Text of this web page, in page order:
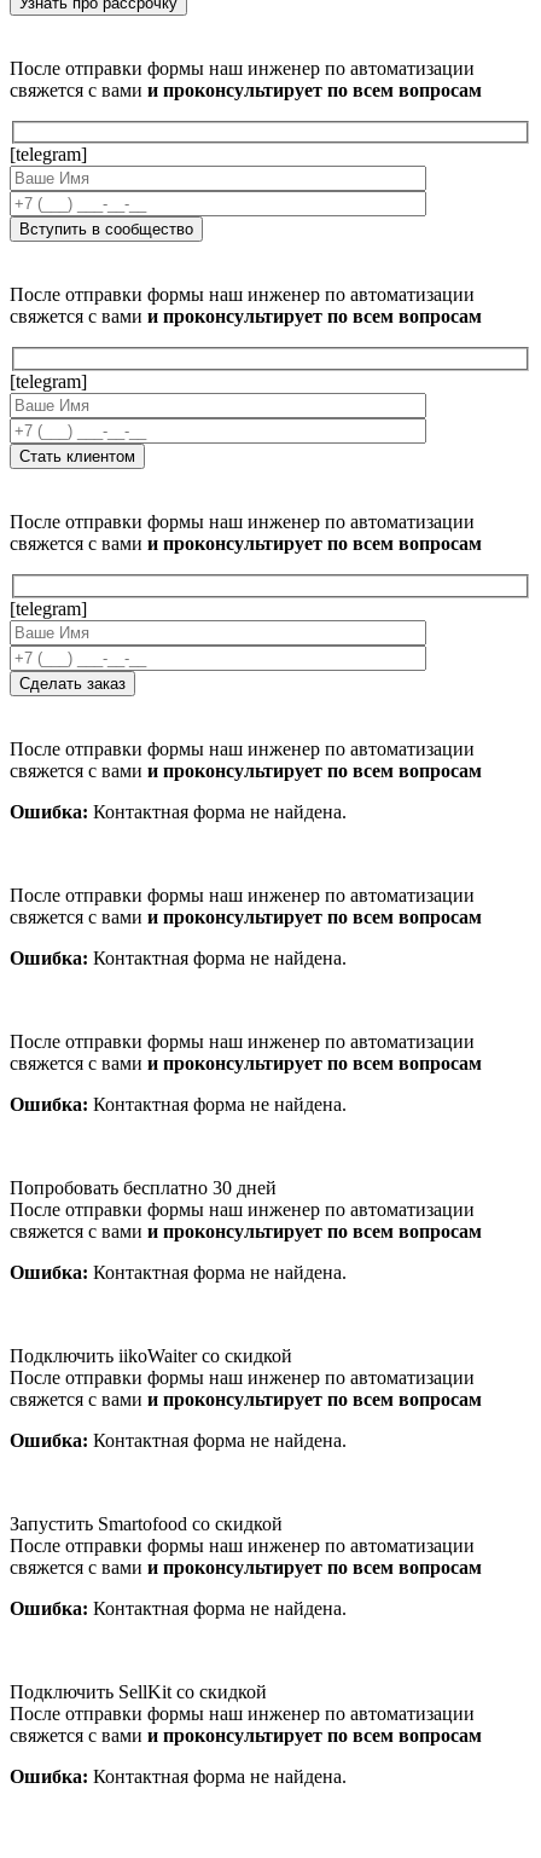
После отправки формы наш инженер по автоматизации
свяжется с вами и проконсультирует по всем вопросам
[telegram]
После отправки формы наш инженер по автоматизации
свяжется с вами и проконсультирует по всем вопросам
[telegram]
После отправки формы наш инженер по автоматизации
свяжется с вами и проконсультирует по всем вопросам
[telegram]
После отправки формы наш инженер по автоматизации
свяжется с вами и проконсультирует по всем вопросам
Ошибка: Контактная форма не найдена.
После отправки формы наш инженер по автоматизации
свяжется с вами и проконсультирует по всем вопросам
Ошибка: Контактная форма не найдена.
После отправки формы наш инженер по автоматизации
свяжется с вами и проконсультирует по всем вопросам
Ошибка: Контактная форма не найдена.
Попробовать бесплатно 30 дней
После отправки формы наш инженер по автоматизации
свяжется с вами и проконсультирует по всем вопросам
Ошибка: Контактная форма не найдена.
Подключить iikoWaiter со скидкой
После отправки формы наш инженер по автоматизации
свяжется с вами и проконсультирует по всем вопросам
Ошибка: Контактная форма не найдена.
Запустить Smartofood со скидкой
После отправки формы наш инженер по автоматизации
свяжется с вами и проконсультирует по всем вопросам
Ошибка: Контактная форма не найдена.
Подключить SellKit со скидкой
После отправки формы наш инженер по автоматизации
свяжется с вами и проконсультирует по всем вопросам
Ошибка: Контактная форма не найдена.